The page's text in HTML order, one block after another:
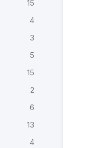
15
4
3
5
15
2
6
13
4